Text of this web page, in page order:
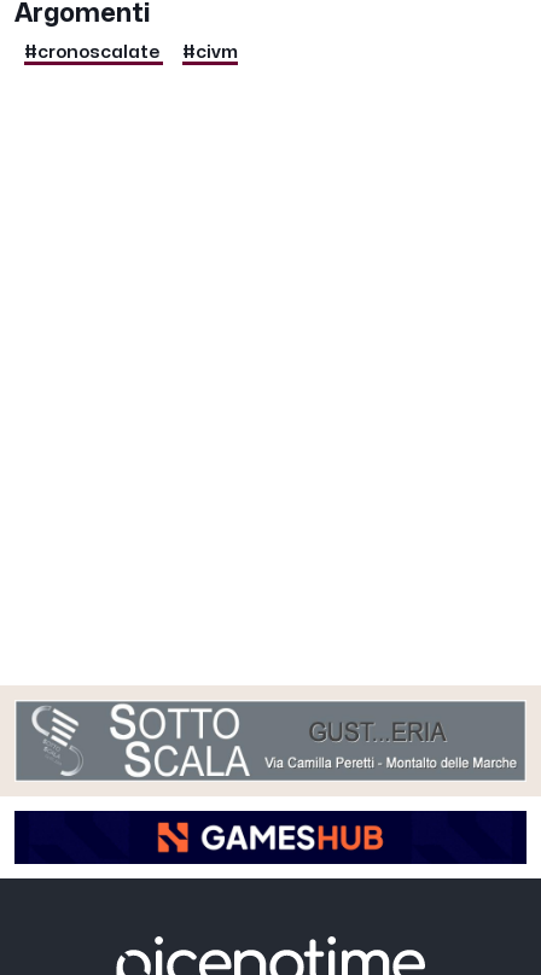
Argomenti
#cronoscalate #civm